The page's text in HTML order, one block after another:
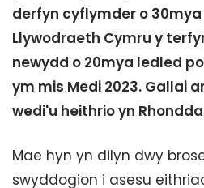
derfyn cyflymder o
Llywodraeth Cymru y
newydd o 20mya ledled
ym mis Medi 2023. Gallai
wedi'u heithrio yn
Mae hyn yn dilyn dwy
swyddogion i asesu